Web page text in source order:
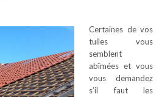
Certaines de vos
tuiles vous
semblent
abîmées et vous
vous demandez
s’il faut les